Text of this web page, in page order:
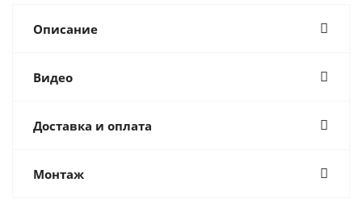
Описание
Видео
Доставка и оплата
Монтаж